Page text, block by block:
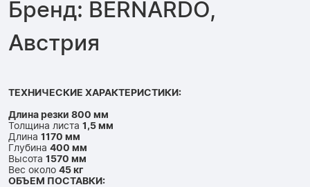
Бренд: BERNARDO,
Австрия
ТЕХНИЧЕСКИЕ ХАРАКТЕРИСТИКИ:
Длина резки 800 мм
Толщина листа 1,5 мм
Длина 1170 мм
Глубина 400 мм
Высота 1570 мм
Вес около 45 кг
ОБЪЕМ ПОСТАВКИ: